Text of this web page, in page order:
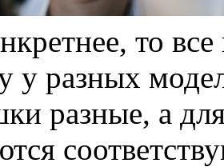
то
у разных
разные, а